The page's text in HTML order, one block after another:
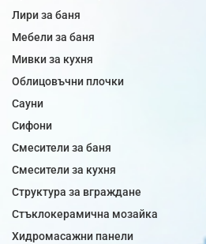
Лири за баня
Мебели за баня
Мивки за кухня
Облицовъчни плочки
Сауни
Сифони
Смесители за баня
Смесители за кухня
Структура за вграждане
Стъклокерамична мозайка
Хидромасажни панели